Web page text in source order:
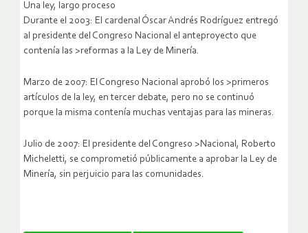
Una ley, largo proceso
Durante el 2003: El cardenal Óscar Andrés Rodríguez entregó
al presidente del Congreso Nacional el anteproyecto que
contenía las >reformas a la Ley de Minería.
Marzo de 2007: El Congreso Nacional aprobó los >primeros
artículos de la ley, en tercer debate, pero no se continuó
porque la misma contenía muchas ventajas para las mineras.
Julio de 2007: El presidente del Congreso >Nacional, Roberto
Micheletti, se comprometió públicamente a aprobar la Ley de
Minería, sin perjuicio para las comunidades.